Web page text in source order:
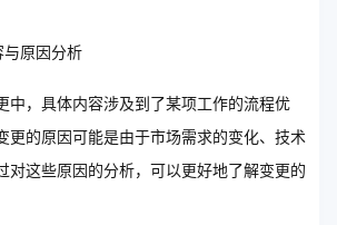
与原因分析
中，具体内容涉及到了某项工作的流程优
更的原因可能是由于市场需求的变化、技术
对这些原因的分析，可以更好地了解变更的